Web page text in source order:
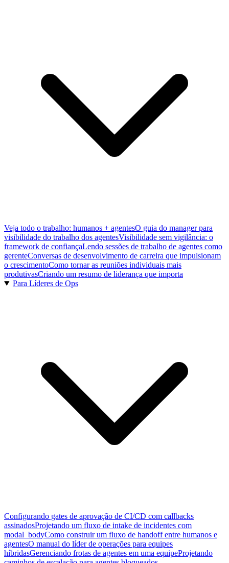
Veja todo o trabalho: humanos + agentesO guia do manager para
visibilidade do trabalho dos agentesVisibilidade sem vigilância: o
framework de confiançaLendo sessões de trabalho de agentes como
gerenteConversas de desenvolvimento de carreira que impulsionam
o crescimentoComo tornar as reuniões individuais mais
produtivasCriando um resumo de liderança que importa
Para Líderes de Ops
Configurando gates de aprovação de CI/CD com callbacks
assinadosProjetando um fluxo de intake de incidentes com
modal_bodyComo construir um fluxo de handoff entre humanos e
agentesO manual do líder de operações para equipes
híbridasGerenciando frotas de agentes em uma equipeProjetando